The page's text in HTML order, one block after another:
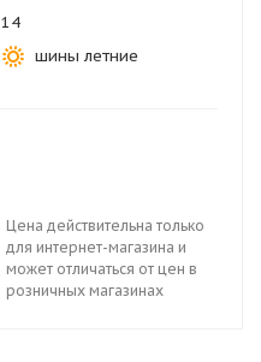
14
шины летние
Цена действительна только
для интернет-магазина и
может отличаться от цен в
розничных магазинах